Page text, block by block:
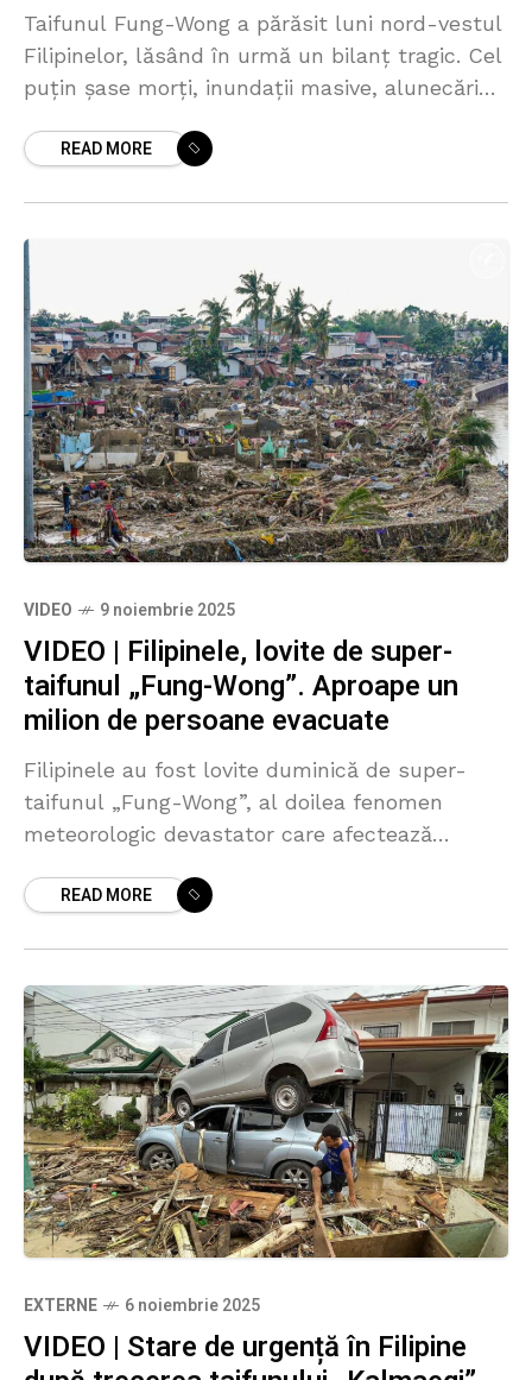
Taifunul Fung-Wong a părăsit luni nord-vestul
Filipinelor, lăsând în urmă un bilanț tragic. Cel
puțin șase morți, inundații masive, alunecări
evacuate. Furtuna
READ MORE
VIDEO 9 noiembrie 2025
VIDEO | Filipinele, lovite de super-
taifunul „Fung-Wong”. Aproape un
milion de persoane evacuate
Filipinele au fost lovite duminică de super-
taifunul „Fung-Wong”, al doilea fenomen
meteorologic devastator care afectează
cea mai puternică din acest an, a determinat
READ MORE
EXTERNE 6 noiembrie 2025
VIDEO | Stare de urgență în Filipine